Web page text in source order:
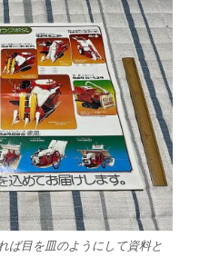
ば目を皿のようにして資料と